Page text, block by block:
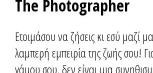
The Photographer
Ετοιμάσου να ζήσεις κι εσύ μαζί
λαμπερή εμπειρία της ζωής σου!
γάμου σου, δεν είναι μια